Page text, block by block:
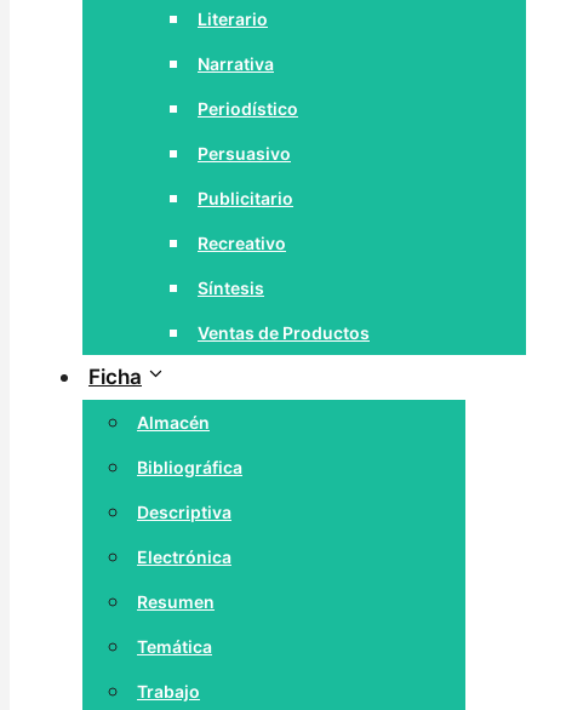
Literario
Narrativa
Periodístico
Persuasivo
Publicitario
Recreativo
Síntesis
Ventas de Productos
Ficha
Almacén
Bibliográfica
Descriptiva
Electrónica
Resumen
Temática
Trabajo